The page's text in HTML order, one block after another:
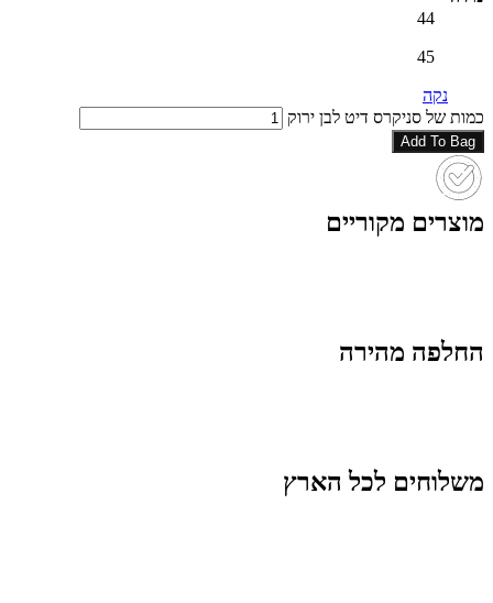
44
45
נקה
כמות של סניקרס דיט לבן ירוק
Add To Bag
מוצרים מקוריים
החלפה מהירה
משלוחים לכל הארץ